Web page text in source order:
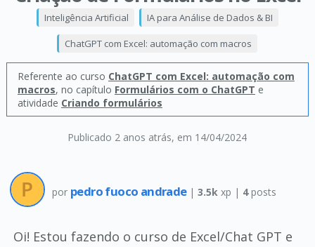
Publicado 2 anos atrás, em 14/04/2024
Inteligência Artificial IA para Análise de Dados & BI
ChatGPT com Excel: automação com macros
Referente ao curso ChatGPT com Excel: automação com
macros, no capítulo Formulários com o ChatGPT e
atividade Criando formulários
por pedro fuoco andrade | 3.5k xp | 4posts
Oi! Estou fazendo o curso de Excel/Chat GPT e